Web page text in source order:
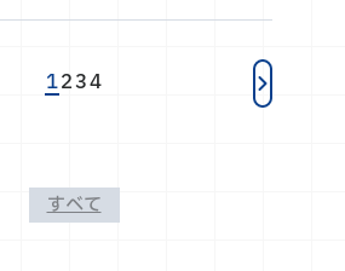
1234
すべて